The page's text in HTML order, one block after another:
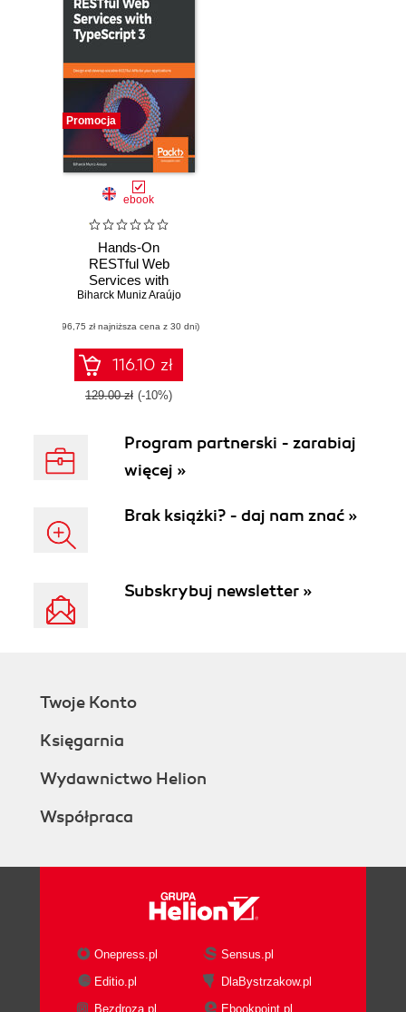
Promocja
ebook
Hands-On
RESTful Web
Services with
TypeScript 3.
develop scalable
RESTful APIs for
your applications
Biharck Muniz Araújo
(96,75 zł najniższa cena z 30 dni)
116.10 zł
129.00 zł (-10%)
Program partnerski - zarabiaj
więcej »
Brak książki? - daj nam znać »
Subskrybuj newsletter »
Twoje Konto
Księgarnia
Wydawnictwo Helion
Współpraca
Onepress.pl
Sensus.pl
Editio.pl
DlaBystrzakow.pl
Bezdroza.pl
Ebookpoint.pl